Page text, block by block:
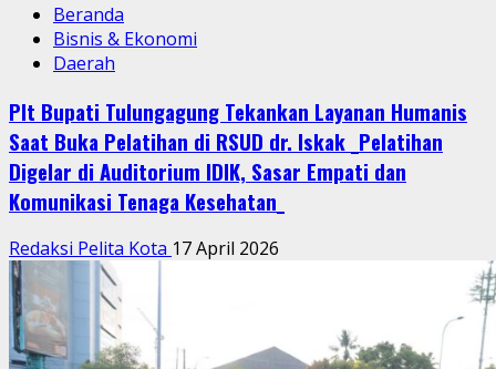
Beranda
Bisnis & Ekonomi
Daerah
Plt Bupati Tulungagung Tekankan Layanan Humanis
Saat Buka Pelatihan di RSUD dr. Iskak _Pelatihan
Digelar di Auditorium IDIK, Sasar Empati dan
Komunikasi Tenaga Kesehatan_
Redaksi Pelita Kota 17 April 2026